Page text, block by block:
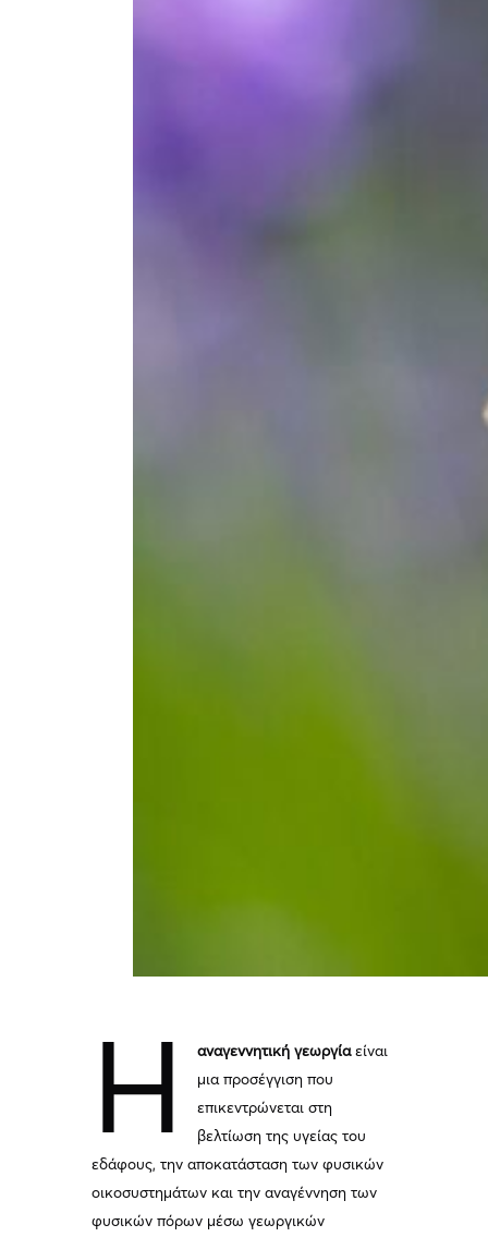
Η αναγεννητική γεωργίαείναι
μια προσέγγιση που
επικεντρώνεται στη
βελτίωση της υγείας του
εδάφους, την αποκατάσταση των φυσικών
οικοσυστημάτων και την αναγέννηση των
φυσικών πόρων μέσω γεωργικών